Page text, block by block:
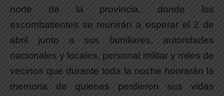
norte de la provincia, donde los
excombatientes se reunirán a esperar el 2 de
abril junto a sus familiares, autoridades
nacionales y locales, personal militar y miles de
vecinos que durante toda la noche honrarán la
memoria de quienes perdieron sus vidas